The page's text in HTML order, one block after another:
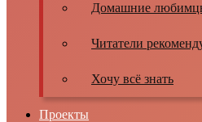
Домашние
Читатели
Хочу всё знать
Проекты